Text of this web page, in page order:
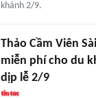
khánh 2/9.
Thảo Cầm Viên
miễn phí cho du
dịp lễ 2/9